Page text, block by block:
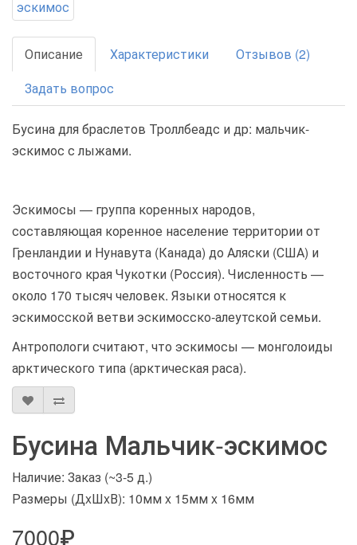
Описание Характеристики
Отзывов (2)
Задать вопрос
Бусина для браслетов Троллбеадс и др: мальчик-
эскимос с лыжами.
Эскимосы — группа коренных народов,
составляющая коренное население территории от
Гренландии и Нунавута (Канада) до Аляски (США) и
восточного края Чукотки (Россия). Численность —
около 170 тысяч человек. Языки относятся к
эскимосской ветви эскимосско-алеутской семьи.
Антропологи считают, что эскимосы — монголоиды
арктического типа (арктическая раса).
Бусина Мальчик-эскимос
Наличие: Заказ (~3-5 д.)
Размеры (ДxШxВ): 10мм x 15мм x 16мм
7000₽